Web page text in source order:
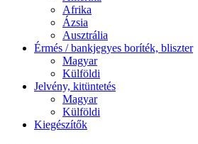
Afrika
Ázsia
Ausztrália
Érmés / bankjegyes boríték, bliszter
Magyar
Külföldi
Jelvény, kitüntetés
Magyar
Külföldi
Kiegészítők